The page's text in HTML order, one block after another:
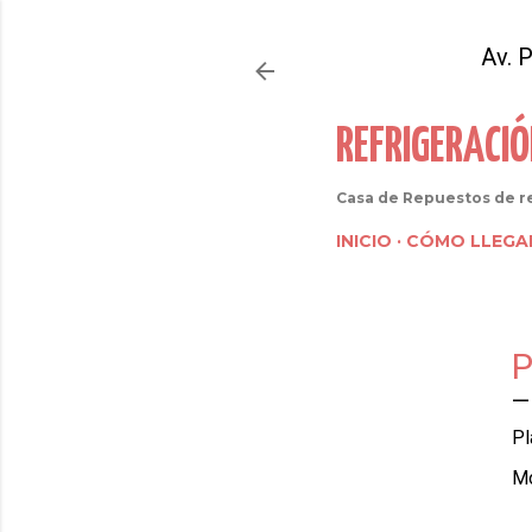
Av.
Casa de Repuestos de
INICIO CÓMO